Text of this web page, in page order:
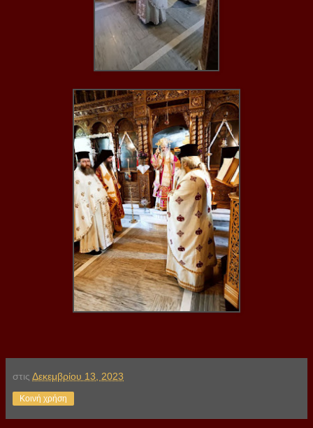
στις Δεκεμβρίου 13, 2023
Κοινή χρήση